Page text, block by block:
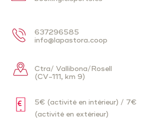
637296585
info@lapastora.coop
Ctra/ Vallibona/Rosell
(CV-111, km 9)
5€ (activité en intérieur) / 7€
(activité en extérieur)